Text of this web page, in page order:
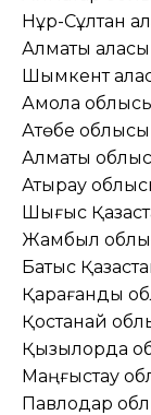
Нұр-Сұлтан
Алматы
Шымкент
Ақмола
Ақтөбе
Алматы
Атырау
Шығыс
Жамбыл
Батыс
Қарағанды
Қостанай
Қызылорда
Маңғыстау
Павлодар